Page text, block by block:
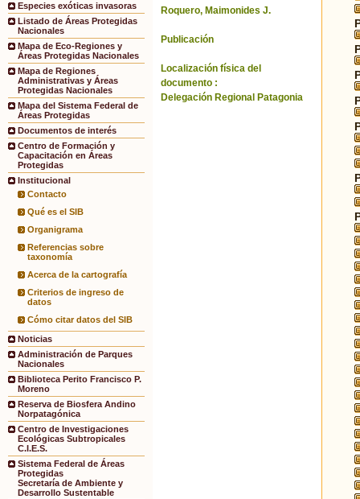
Especies exóticas invasoras
Listado de Áreas Protegidas
Nacionales
Mapa de Eco-Regiones y
Áreas Protegidas Nacionales
Mapa de Regiones
Administrativas y Áreas
Protegidas Nacionales
Mapa del Sistema Federal de
Áreas Protegidas
Documentos de interés
Centro de Formación y
Capacitación en Áreas
Protegidas
Institucional
Contacto
Qué es el SIB
Organigrama
Referencias sobre
taxonomía
Acerca de la cartografía
Criterios de ingreso de
datos
Cómo citar datos del SIB
Noticias
Administración de Parques
Nacionales
Biblioteca Perito Francisco P.
Moreno
Reserva de Biosfera Andino
Norpatagónica
Centro de Investigaciones
Ecológicas Subtropicales
C.I.E.S.
Sistema Federal de Áreas
Protegidas
Secretaría de Ambiente y
Desarrollo Sustentable
Roquero, Maimonides J.
Publicación
Localización física del
documento :
Delegación Regional Patagonia